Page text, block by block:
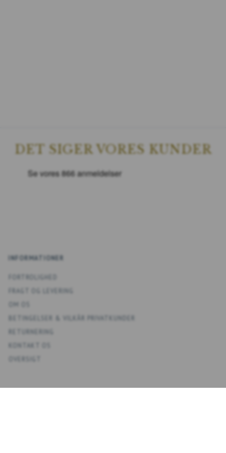
DET SIGER VORES KUNDER
INFORMATIONER
OM OS
KONTAKT OS